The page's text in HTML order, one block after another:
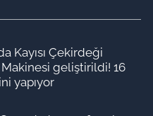
Kayısı Çekirdeği
Makinesi geliştirildi! 16
yapıyor